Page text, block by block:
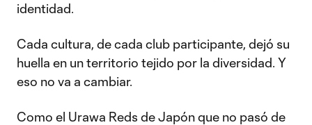
identidad.
Cada cultura, de cada club participante, dejó su
huella en un territorio tejido por la diversidad. Y
eso no va a cambiar.
Como el Urawa Reds de Japón que no pasó de